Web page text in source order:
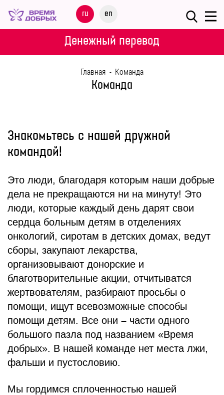
ru en
Меню
ПАРТНЕРАМ
МЕРОПРИЯТИЯ
ПОМОЩЬ
БЛОГ
Денежный перевод
Главная - Команда
Команда
Знакомьтесь с нашей дружной
командой!
Это люди, благодаря которым наши добрые
дела не прекращаются ни на минуту! Это
люди, которые каждый день дарят свои
сердца больным детям в отделениях
онкологий, сиротам в детских домах, ведут
сборы, закупают лекарства,
организовывают донорские и
благотворительные акции, отчитыватся
жертвователям, разбирают просьбы о
помощи, ищут всевозможные способы
помощи детям. Все они – части одного
большого пазла под названием «Время
добрых». В нашей команде нет места лжи,
фальши и пустословию.
Мы гордимся сплоченностью нашей